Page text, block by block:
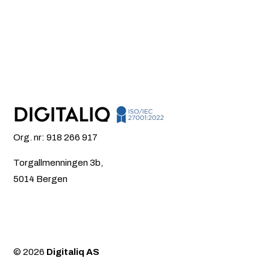
Org. nr: 918 266 917
Torgallmenningen 3b,
5014 Bergen
© 2026 Digitaliq AS